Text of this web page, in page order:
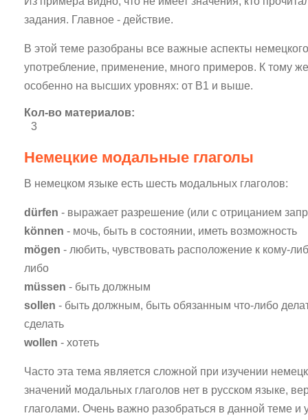
задания. Главное - действие.
В этой теме разобраны все важные аспекты
употребление, применение, много примеров. К тому
особенно на высших уровнях: от B1 и выше.
Кол-во материалов:
3
Немецкие модальные глаголы
В немецком языке есть шесть модальных глаголов:
dürfen - выражает разрешение (или с отрицанием
können - мочь, быть в состоянии, иметь возможность
mögen - любить, чувствовать расположение к кому-
либо
müssen - быть должным
sollen - быть должным, быть обязанным что-либо
сделать
wollen - хотеть
Часто эта тема является сложной при изучении
значений модальных глаголов нет в русском языке,
глаголами. Очень важно разобраться в данной теме и